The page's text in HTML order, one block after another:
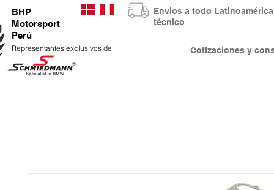
BHP
Motorsport
Perú
Representantes exclusivos de Cotizaciones y
Envios a todo
técnico